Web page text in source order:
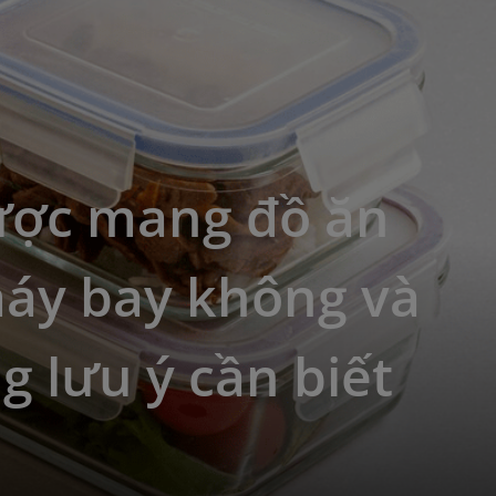
mang đồ ăn
bay không và
lưu ý cần biết